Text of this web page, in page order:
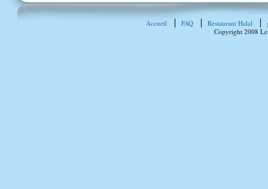
Accueil FAQ Restaurant Halal
Copyright 2008